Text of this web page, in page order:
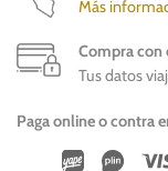
Más
Compra con
Tus datos
Paga online o contra
Wirecard
Vipps